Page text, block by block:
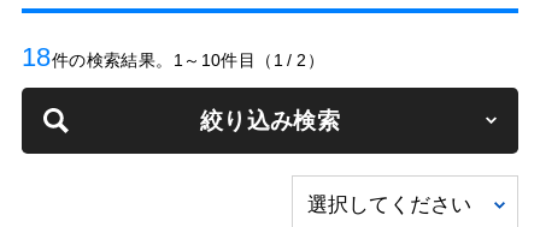
18件の検索結果。1～10件目（1 / 2）
絞り込み検索